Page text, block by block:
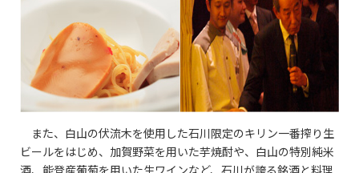
また、白山の伏流木を使用した石川限定のキリン一番搾り生
ビールをはじめ、加賀野菜を用いた芋焼酎や、白山の特別純米
酒、能登産葡萄を用いた生ワインなど、石川が誇る銘酒と料理